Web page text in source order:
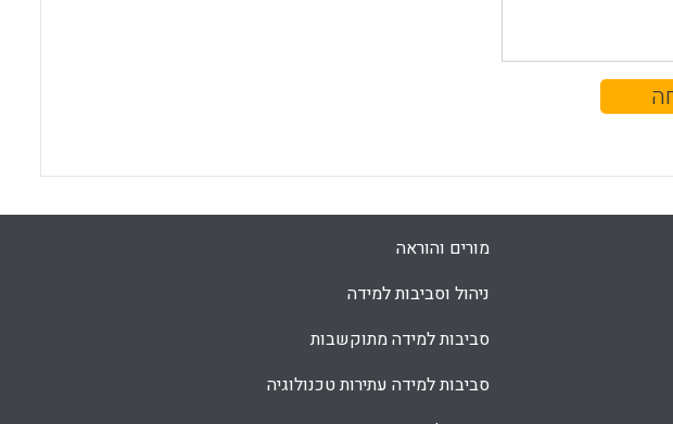
מורים והוראה
ניהול וסביבות למידה
סביבות למידה מתוקשבות
סביבות למידה עתירות טכנולוגיה